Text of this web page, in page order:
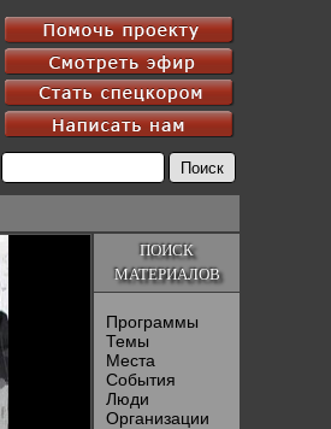
ПОИСК
МАТЕРИАЛОВ
Программы
Темы
Места
События
Люди
Организации